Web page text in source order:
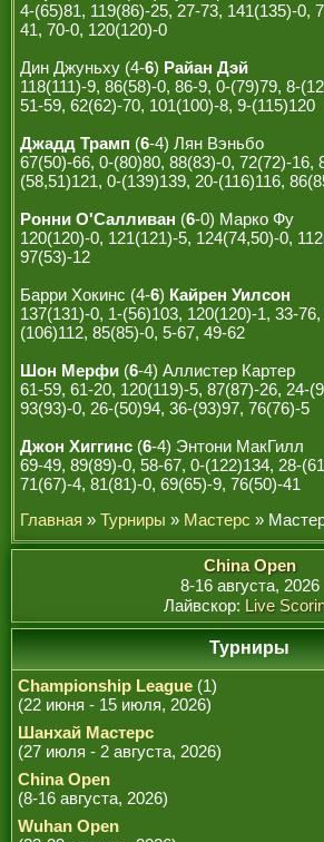
4-(65)81, 119(86)-25, 27-73, 141(135)-0,
41, 70-0, 120(120)-0
Дин Джуньху (4-6) Райан Дэй
118(111)-9, 86(58)-0, 86-9, 0-(79)79, 8-
51-59, 62(62)-70, 101(100)-8, 9-(115)120
Джадд Трамп (6-4) Лян Вэньбо
67(50)-66, 0-(80)80, 88(83)-0, 72(72)-16,
(58,51)121, 0-(139)139, 20-(116)116,
Ронни О'Салливан (6-0) Марко Фу
120(120)-0, 121(121)-5, 124(74,50)-0,
97(53)-12
Барри Хокинс (4-6) Кайрен Уилсон
137(131)-0, 1-(56)103, 120(120)-1, 33-
(106)112, 85(85)-0, 5-67, 49-62
Шон Мерфи (6-4) Аллистер Картер
61-59, 61-20, 120(119)-5, 87(87)-26, 24-
93(93)-0, 26-(50)94, 36-(93)97, 76(76)-5
Джон Хиггинс (6-4) Энтони МакГилл
69-49, 89(89)-0, 58-67, 0-(122)134, 28-
71(67)-4, 81(81)-0, 69(65)-9, 76(50)-41
Главная » Турниры » Мастерс »
China Open
8-16 августа, 2026
Лайвскор: Live
Турниры
Championship League (1)
(22 июня - 15 июля, 2026)
Шанхай Мастерс
(27 июля - 2 августа, 2026)
China Open
(8-16 августа, 2026)
Wuhan Open